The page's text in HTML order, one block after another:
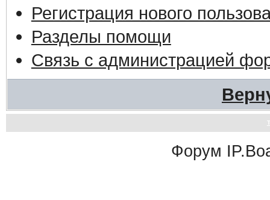
Регистрация нового
Разделы помощи
Связь с администрацией
Форум